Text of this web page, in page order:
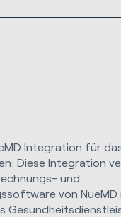
Integration für
Diese Integration
und
von